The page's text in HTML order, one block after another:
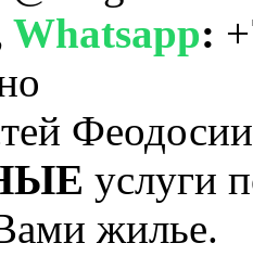
Whatsapp:
услуги
жилье.